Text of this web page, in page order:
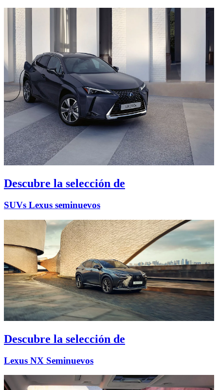
Descubre la selección de
SUVs Lexus seminuevos
Descubre la selección de
Lexus NX Seminuevos